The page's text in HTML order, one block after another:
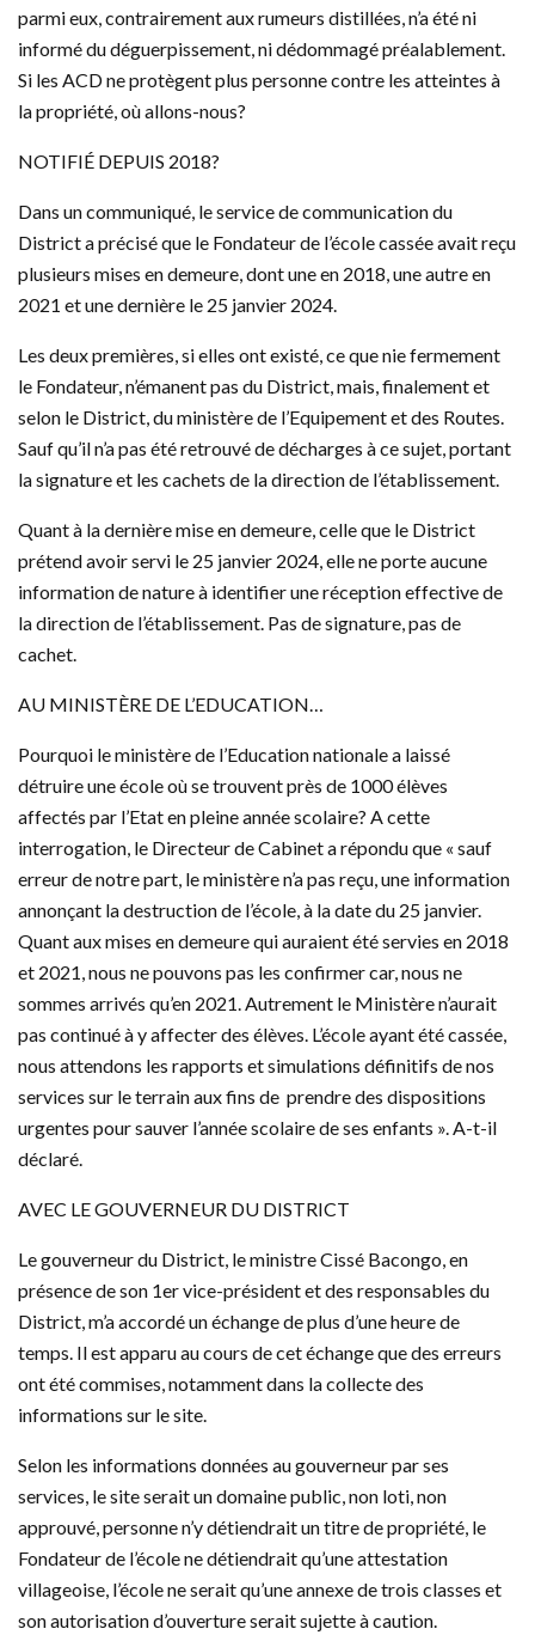
parmi eux, contrairement aux rumeurs distillées, n’a été ni
informé du déguerpissement, ni dédommagé préalablement.
Si les ACD ne protègent plus personne contre les atteintes à
la propriété, où allons-nous?
NOTIFIÉ DEPUIS 2018?
Dans un communiqué, le service de communication du
District a précisé que le Fondateur de l’école cassée avait reçu
plusieurs mises en demeure, dont une en 2018, une autre en
2021 et une dernière le 25 janvier 2024.
Les deux premières, si elles ont existé, ce que nie fermement
le Fondateur, n’émanent pas du District, mais, finalement et
selon le District, du ministère de l’Equipement et des Routes.
Sauf qu’il n’a pas été retrouvé de décharges à ce sujet, portant
la signature et les cachets de la direction de l’établissement.
Quant à la dernière mise en demeure, celle que le District
prétend avoir servi le 25 janvier 2024, elle ne porte aucune
information de nature à identifier une réception effective de
la direction de l’établissement. Pas de signature, pas de
cachet.
AU MINISTÈRE DE L’EDUCATION…
Pourquoi le ministère de l’Education nationale a laissé
détruire une école où se trouvent près de 1000 élèves
affectés par l’Etat en pleine année scolaire? A cette
interrogation, le Directeur de Cabinet a répondu que « sauf
erreur de notre part, le ministère n’a pas reçu, une information
annonçant la destruction de l’école, à la date du 25 janvier.
Quant aux mises en demeure qui auraient été servies en 2018
et 2021, nous ne pouvons pas les confirmer car, nous ne
sommes arrivés qu’en 2021. Autrement le Ministère n’aurait
pas continué à y affecter des élèves. L’école ayant été cassée,
nous attendons les rapports et simulations définitifs de nos
services sur le terrain aux fins de prendre des dispositions
urgentes pour sauver l’année scolaire de ses enfants ». A-t-il
déclaré.
AVEC LE GOUVERNEUR DU DISTRICT
Le gouverneur du District, le ministre Cissé Bacongo, en
présence de son 1er vice-président et des responsables du
District, m’a accordé un échange de plus d’une heure de
temps. Il est apparu au cours de cet échange que des erreurs
ont été commises, notamment dans la collecte des
informations sur le site.
Selon les informations données au gouverneur par ses
services, le site serait un domaine public, non loti, non
approuvé, personne n’y détiendrait un titre de propriété, le
Fondateur de l’école ne détiendrait qu’une attestation
villageoise, l’école ne serait qu’une annexe de trois classes et
son autorisation d’ouverture serait sujette à caution.